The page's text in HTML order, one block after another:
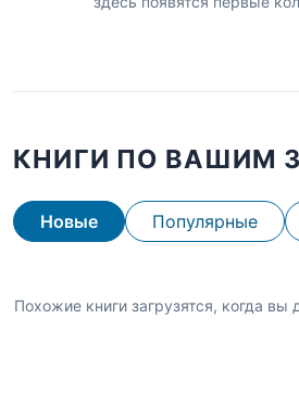
КНИГИ ПО ВАШИМ
Новые Популярные
Похожие книги загрузятся, когда вы